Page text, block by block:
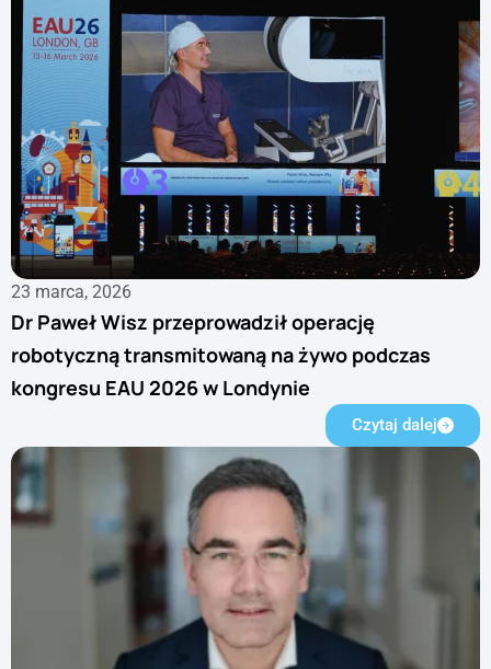
23 marca, 2026
Dr Paweł Wisz przeprowadził operację
robotyczną transmitowaną na żywo podczas
kongresu EAU 2026 w Londynie
Czytaj dalej